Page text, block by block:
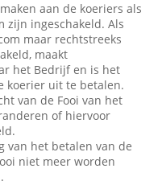
aan de koeriers als
zijn ingeschakeld. Als
maar rechtstreeks
maakt
het Bedrijf en is het
koerier uit te betalen.
van de Fooi van het
of hiervoor
van het betalen van de
niet meer worden